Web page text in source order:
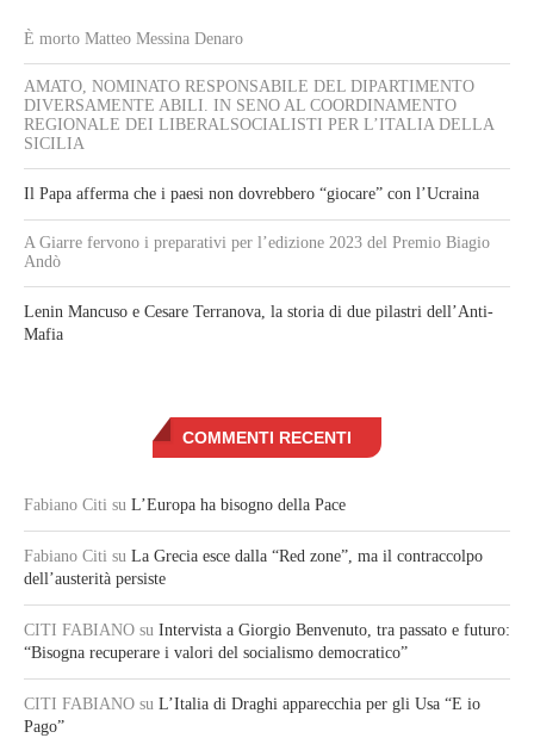
È morto Matteo Messina Denaro
AMATO, NOMINATO RESPONSABILE DEL DIPARTIMENTO
DIVERSAMENTE ABILI. IN SENO AL COORDINAMENTO
REGIONALE DEI LIBERALSOCIALISTI PER L’ITALIA DELLA
SICILIA
Il Papa afferma che i paesi non dovrebbero “giocare” con l’Ucraina
A Giarre fervono i preparativi per l’edizione 2023 del Premio Biagio
Andò
Lenin Mancuso e Cesare Terranova, la storia di due pilastri dell’Anti-
Mafia
COMMENTI RECENTI
Fabiano Citi su L’Europa ha bisogno della Pace
Fabiano Citi su La Grecia esce dalla “Red zone”, ma il contraccolpo
dell’austerità persiste
CITI FABIANO su Intervista a Giorgio Benvenuto, tra passato e futuro:
“Bisogna recuperare i valori del socialismo democratico”
CITI FABIANO su L’Italia di Draghi apparecchia per gli Usa “E io
Pago”